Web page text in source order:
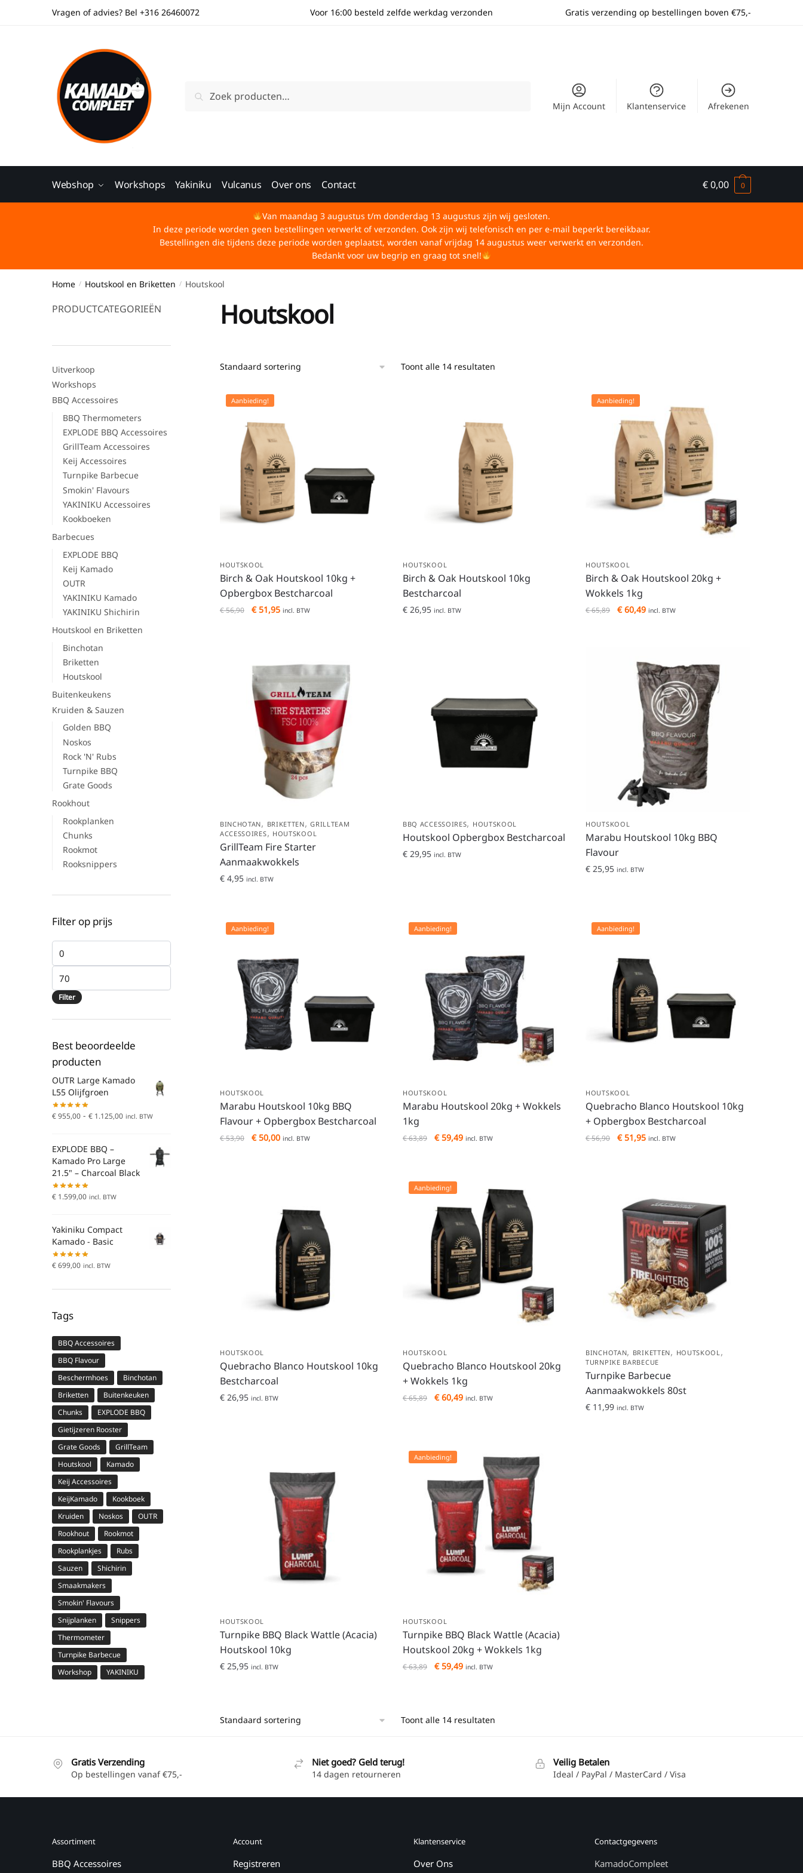
Vragen of advies? Bel +316 26460072 Voor 16:00 besteld zelfde werkdag verzonden Gratis verzending op bestellingen boven €75,-
Zoeken
Mijn Account Klantenservice Afrekenen
Webshop Workshops Yakiniku Vulcanus Over ons Contact €0,00 0
Van maandag 3 augustus t/m donderdag 13 augustus zijn wij gesloten.
In deze periode worden geen bestellingen verwerkt of verzonden. Ook zijn wij telefonisch en per e-mail beperkt bereikbaar.
Bestellingen die tijdens deze periode worden geplaatst, worden vanaf vrijdag 14 augustus weer verwerkt en verzonden.
Bedankt voor uw begrip en graag tot snel!
Home / Houtskool en Briketten / Houtskool
Houtskool
Toont alle 14 resultaten
Aanbieding!
HOUTSKOOL
Birch & Oak Houtskool 10kg +
Opbergbox Bestcharcoal
€56,90 €51,95 incl. BTW
HOUTSKOOL
Birch & Oak Houtskool 10kg
Bestcharcoal
€26,95 incl. BTW
Aanbieding!
HOUTSKOOL
Birch & Oak Houtskool 20kg +
Wokkels 1kg
€65,89 €60,49 incl. BTW
BINCHOTAN, BRIKETTEN,GRILLTEAM
ACCESSOIRES, HOUTSKOOL
GrillTeam Fire Starter
Aanmaakwokkels
€4,95 incl. BTW
BBQ ACCESSOIRES, HOUTSKOOL
Houtskool Opbergbox Bestcharcoal
€29,95 incl. BTW
HOUTSKOOL
Marabu Houtskool 10kg BBQ
Flavour
€ 25,95 incl. BTW
Aanbieding!
HOUTSKOOL
Marabu Houtskool 10kg BBQ
Flavour + Opbergbox Bestcharcoal
€53,90 €50,00 incl. BTW
Aanbieding!
HOUTSKOOL
Marabu Houtskool 20kg + Wokkels
1kg
€63,89 €59,49 incl. BTW
Aanbieding!
HOUTSKOOL
Quebracho Blanco Houtskool 10kg
+ Opbergbox Bestcharcoal
€56,90 €51,95 incl. BTW
HOUTSKOOL
Quebracho Blanco Houtskool 10kg
Bestcharcoal
€26,95 incl. BTW
Aanbieding!
HOUTSKOOL
Quebracho Blanco Houtskool 20kg
+ Wokkels 1kg
€65,89 €60,49 incl. BTW
BINCHOTAN, BRIKETTEN, HOUTSKOOL ,
TURNPIKE BARBECUE
Turnpike Barbecue
Aanmaakwokkels 80st
€ 11,99 incl. BTW
HOUTSKOOL
Turnpike BBQ Black Wattle (Acacia)
Houtskool 10kg
€25,95 incl. BTW
Aanbieding!
HOUTSKOOL
Turnpike BBQ Black Wattle (Acacia)
Houtskool 20kg + Wokkels 1kg
€63,89 €59,49 incl. BTW
Toont alle 14 resultaten
PRODUCTCATEGORIEËN
Uitverkoop
Workshops
BBQ Accessoires
BBQ Thermometers
EXPLODE BBQ Accessoires
GrillTeam Accessoires
Keij Accessoires
Turnpike Barbecue
Smokin' Flavours
YAKINIKU Accessoires
Kookboeken
Barbecues
EXPLODE BBQ
Keij Kamado
OUTR
YAKINIKU Kamado
YAKINIKU Shichirin
Houtskool en Briketten
Binchotan
Briketten
Houtskool
Buitenkeukens
Kruiden & Sauzen
Golden BBQ
Noskos
Rock 'N' Rubs
Turnpike BBQ
Grate Goods
Rookhout
Rookplanken
Chunks
Rookmot
Rooksnippers
Filter op prijs
Filter
Best beoordeelde
producten
OUTR Large Kamado
L55 Olijfgroen
€955,00 - € 1.125,00 incl. BTW
EXPLODE BBQ –
Kamado Pro Large
21.5" – Charcoal Black
€ 1.599,00 incl. BTW
Yakiniku Compact
Kamado - Basic
€699,00 incl. BTW
Tags
BBQ Accessoires
BBQ Flavour
Beschermhoes
Binchotan
Briketten
Buitenkeuken
Chunks
EXPLODE BBQ
Gietijzeren Rooster
Grate Goods
GrillTeam
Houtskool
Kamado
Keij Accessoires
KeijKamado
Kookboek
Kruiden
Noskos
OUTR
Rookhout
Rookmot
Rookplankjes
Rubs
Sauzen
Shichirin
Smaakmakers
Smokin' Flavours
Snijplanken
Snippers
Thermometer
Turnpike Barbecue
Workshop
YAKINIKU
Gratis Verzending
Op bestellingen vanaf €75,-
Niet goed? Geld terug!
14 dagen retourneren
Veilig Betalen
Ideal / PayPal / MasterCard / Visa
Assortiment
BBQ Accessoires
Account
Registreren
Klantenservice
Over Ons
Contactgegevens
KamadoCompleet